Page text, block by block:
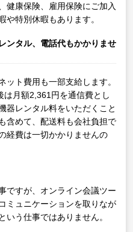
健康保険、雇用保険にご加入
や特別休暇もあります。
ンタル、電話代もかかりませ
ット費用も一部支給します。
月額2,361円を通信費とし
器レンタル料をいただくこと
含めて、配送料も会社負担で
経費は一切かかりませんの
ですが、オンライン会議ツー
ミュニケーションを取りなが
いう仕事ではありません。